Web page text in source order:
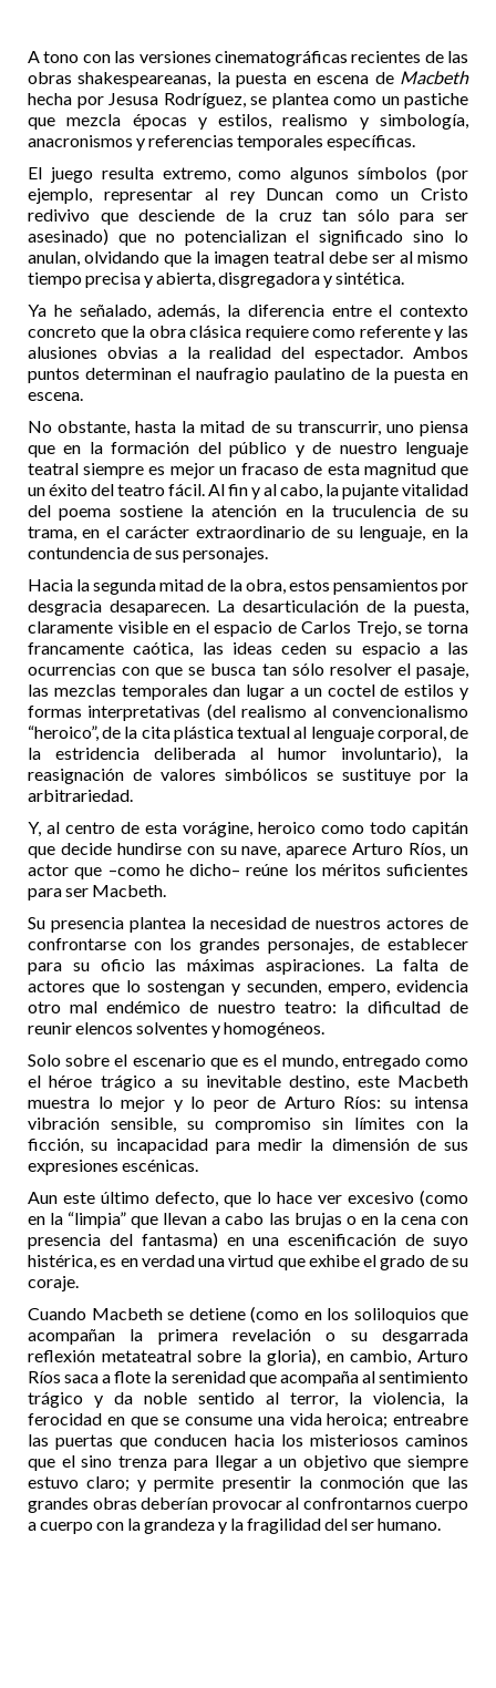
A tono con las versiones cinematográficas recientes de las
obras shakespeareanas, la puesta en escena de Macbeth
hecha por Jesusa Rodríguez, se plantea como un pastiche
que mezcla épocas y estilos, realismo y simbología,
anacronismos y referencias temporales específicas.
El juego resulta extremo, como algunos símbolos (por
ejemplo, representar al rey Duncan como un Cristo
redivivo que desciende de la cruz tan sólo para ser
asesinado) que no potencializan el significado sino lo
anulan, olvidando que la imagen teatral debe ser al mismo
tiempo precisa y abierta, disgregadora y sintética.
Ya he señalado, además, la diferencia entre el contexto
concreto que la obra clásica requiere como referente y las
alusiones obvias a la realidad del espectador. Ambos
puntos determinan el naufragio paulatino de la puesta en
escena.
No obstante, hasta la mitad de su transcurrir, uno piensa
que en la formación del público y de nuestro lenguaje
teatral siempre es mejor un fracaso de esta magnitud que
un éxito del teatro fácil. Al fin y al cabo, la pujante vitalidad
del poema sostiene la atención en la truculencia de su
trama, en el carácter extraordinario de su lenguaje, en la
contundencia de sus personajes.
Hacia la segunda mitad de la obra, estos pensamientos por
desgracia desaparecen. La desarticulación de la puesta,
claramente visible en el espacio de Carlos Trejo, se torna
francamente caótica, las ideas ceden su espacio a las
ocurrencias con que se busca tan sólo resolver el pasaje,
las mezclas temporales dan lugar a un coctel de estilos y
formas interpretativas (del realismo al convencionalismo
“heroico”, de la cita plástica textual al lenguaje corporal, de
la estridencia deliberada al humor involuntario), la
reasignación de valores simbólicos se sustituye por la
arbitrariedad.
Y, al centro de esta vorágine, heroico como todo capitán
que decide hundirse con su nave, aparece Arturo Ríos, un
actor que –como he dicho– reúne los méritos suficientes
para ser Macbeth.
Su presencia plantea la necesidad de nuestros actores de
confrontarse con los grandes personajes, de establecer
para su oficio las máximas aspiraciones. La falta de
actores que lo sostengan y secunden, empero, evidencia
otro mal endémico de nuestro teatro: la dificultad de
reunir elencos solventes y homogéneos.
Solo sobre el escenario que es el mundo, entregado como
el héroe trágico a su inevitable destino, este Macbeth
muestra lo mejor y lo peor de Arturo Ríos: su intensa
vibración sensible, su compromiso sin límites con la
ficción, su incapacidad para medir la dimensión de sus
expresiones escénicas.
Aun este último defecto, que lo hace ver excesivo (como
en la “limpia” que llevan a cabo las brujas o en la cena con
presencia del fantasma) en una escenificación de suyo
histérica, es en verdad una virtud que exhibe el grado de su
coraje.
Cuando Macbeth se detiene (como en los soliloquios que
acompañan la primera revelación o su desgarrada
reflexión metateatral sobre la gloria), en cambio, Arturo
Ríos saca a flote la serenidad que acompaña al sentimiento
trágico y da noble sentido al terror, la violencia, la
ferocidad en que se consume una vida heroica; entreabre
las puertas que conducen hacia los misteriosos caminos
que el sino trenza para llegar a un objetivo que siempre
estuvo claro; y permite presentir la conmoción que las
grandes obras deberían provocar al confrontarnos cuerpo
a cuerpo con la grandeza y la fragilidad del ser humano.